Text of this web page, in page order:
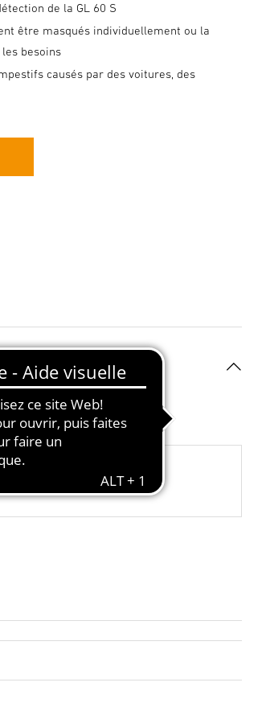
de la GL 60 S
être masqués individuellement ou la
besoins
causés par des voitures, des